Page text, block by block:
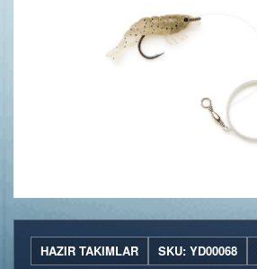
HAZIR TAKIMLAR SKU: YD00068